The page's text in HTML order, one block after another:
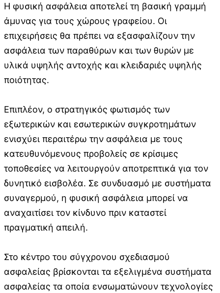
Η φυσική ασφάλεια αποτελεί τη βασική γραμμή
άμυνας για τους χώρους γραφείου. Οι
επιχειρήσεις θα πρέπει να εξασφαλίζουν την
ασφάλεια των παραθύρων και των θυρών με
υλικά υψηλής αντοχής και κλειδαριές υψηλής
ποιότητας.
Επιπλέον, ο στρατηγικός φωτισμός των
εξωτερικών και εσωτερικών συγκροτημάτων
ενισχύει περαιτέρω την ασφάλεια με τους
κατευθυνόμενους προβολείς σε κρίσιμες
τοποθεσίες να λειτουργούν αποτρεπτικά για τον
δυνητικό εισβολέα. Σε συνδυασμό με συστήματα
συναγερμού, η φυσική ασφάλεια μπορεί να
αναχαιτίσει τον κίνδυνο πριν καταστεί
πραγματική απειλή.
Στο κέντρο του σύγχρονου σχεδιασμού
ασφαλείας βρίσκονται τα εξελιγμένα συστήματα
ασφαλείας τα οποία ενσωματώνουν τεχνολογίες